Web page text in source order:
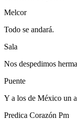
Melcor
Todo se andará.
Sala
Nos despedimos
Puente
Y a los de México un
Predica Corazón Pm